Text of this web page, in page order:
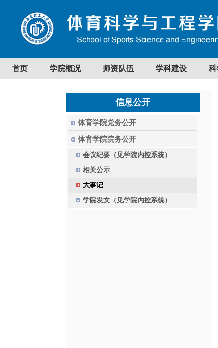
首页 学院概况 师资队伍 学科建设 科
信息公开
体育学院党务公开
体育学院院务公开
会议纪要（见学院内控系统）
相关公示
大事记
学院发文（见学院内控系统）